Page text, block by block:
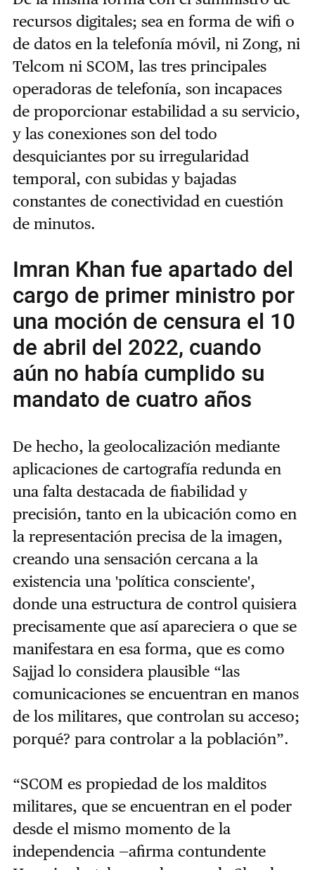
recursos digitales; sea ​​en forma de wifi o
de datos en la telefonía móvil, ni Zong, ni
Telcom ni SCOM, las tres principales
operadoras de telefonía, son incapaces
de proporcionar estabilidad a su servicio,
y las conexiones son del todo
desquiciantes por su irregularidad
temporal, con subidas y bajadas
constantes de conectividad en cuestión
de minutos.
Imran Khan fue apartado del
cargo de primer ministro por
una moción de censura el 10
de abril del 2022, cuando
aún no había cumplido su
mandato de cuatro años
De hecho, la geolocalización mediante
aplicaciones de cartografía redunda en
una falta destacada de fiabilidad y
precisión, tanto en la ubicación como en
la representación precisa de la imagen,
creando una sensación cercana a la
existencia una 'política consciente',
donde una estructura de control quisiera
precisamente que así apareciera o que se
manifestara en esa forma, que es como
Sajjad lo considera plausible “las
comunicaciones se encuentran en manos
de los militares, que controlan su acceso;
porqué? para controlar a la población”.
“SCOM es propiedad de los malditos
militares, que se encuentran en el poder
desde el mismo momento de la
independencia —afirma contundente